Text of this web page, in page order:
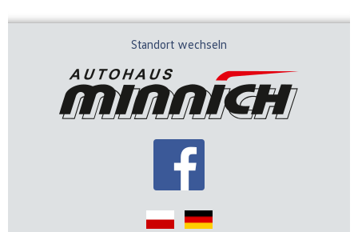
Standort wechseln